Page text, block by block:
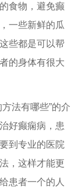
食物，避免癫
一些新鲜的瓜
些都是可以帮
的身体有很大
法有哪些”的介
好癫痫病，患
到专业的医院
，这样才能更
患者一个的人